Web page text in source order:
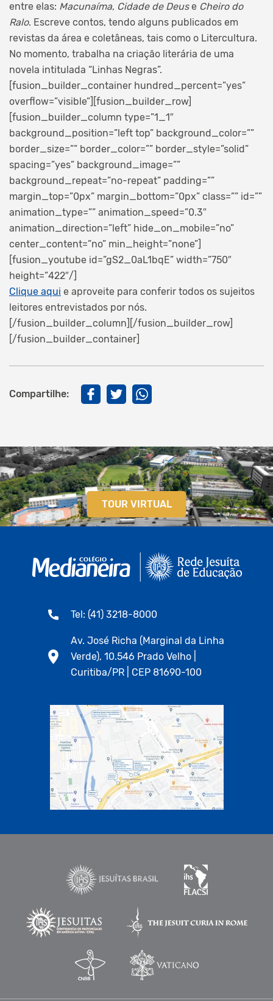
entre elas: Macunaíma, Cidade de Deuse Cheiro do
Ralo. Escreve contos, tendo alguns publicados em
revistas da área e coletâneas, tais como o Litercultura.
No momento, trabalha na criação literária de uma
novela intitulada “Linhas Negras”.
[fusion_builder_container hundred_percent=”yes”
overflow=”visible”][fusion_builder_row]
[fusion_builder_column type=”1_1″
background_position=”left top” background_color=””
border_size=”” border_color=”” border_style=”solid”
spacing=”yes” background_image=””
background_repeat=”no-repeat” padding=””
margin_top=”0px” margin_bottom=”0px” class=”” id=””
animation_type=”” animation_speed=”0.3″
animation_direction=”left” hide_on_mobile=”no”
center_content=”no” min_height=”none”]
[fusion_youtube id=”gS2_0aL1bqE” width=”750″
height=”422″/]
Clique aqui e aproveite para conferir todos os sujeitos
leitores entrevistados por nós.
[/fusion_builder_column][/fusion_builder_row]
[/fusion_builder_container]
Compartilhe:
TOUR VIRTUAL
Tel: (41) 3218-8000
Av. José Richa (Marginal da Linha
Verde), 10.546 Prado Velho |
Curitiba/PR | CEP 81690-100